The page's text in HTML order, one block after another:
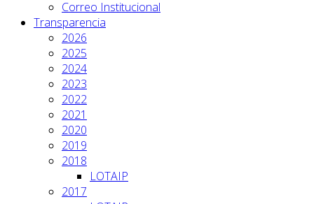
Correo Institucional
Transparencia
2026
2025
2024
2023
2022
2021
2020
2019
2018
LOTAIP
2017